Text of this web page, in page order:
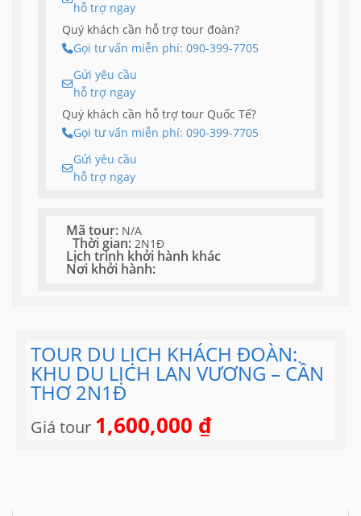
hỗ trợ ngay
Quý khách cần hỗ trợ tour đoàn?
Gọi tư vấn miễn phí: 090-399-7705
Gửi yêu cầu
hỗ trợ ngay
Quý khách cần hỗ trợ tour Quốc Tế?
Gọi tư vấn miễn phí: 090-399-7705
Gửi yêu cầu
hỗ trợ ngay
Mã tour: N/A
Thời gian: 2N1Đ
Lịch trình khởi hành khác
Nơi khởi hành:
TOUR DU LỊCH KHÁCH ĐOÀN:
KHU DU LỊCH LAN VƯƠNG – CẦN
THƠ 2N1Đ
Giá tour 1,600,000 ₫